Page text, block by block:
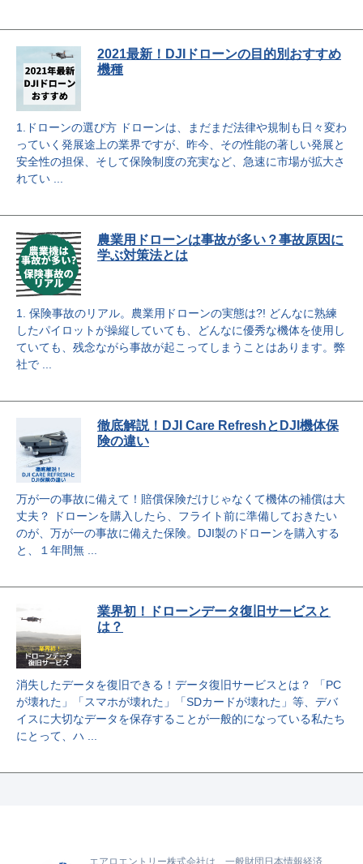
2021最新！DJIドローンの目的別おすすめ
機種
1.ドローンの選び方 ドローンは、まだまだ法律や規制も日々変わ
っていく発展途上の業界ですが、昨今、その性能の著しい発展と
安全性の担保、そして保険制度の充実など、急速に市場が拡大さ
れてい ...
農業用ドローンは事故が多い？事故原因に
学ぶ対策法とは
1. 保険事故のリアル。農業用ドローンの実態は?! どんなに熟練
したパイロットが操縦していても、どんなに優秀な機体を使用し
ていても、残念ながら事故が起こってしまうことはあります。弊
社で ...
徹底解説！DJI Care RefreshとDJI機体保
険の違い
万が一の事故に備えて！賠償保険だけじゃなくて機体の補償は大
丈夫？ ドローンを購入したら、フライト前に準備しておきたい
のが、万が一の事故に備えた保険。DJI製のドローンを購入する
と、１年間無 ...
業界初！ドローンデータ復旧サービスと
は？
消失したデータを復旧できる！データ復旧サービスとは？ 「PC
が壊れた」「スマホが壊れた」「SDカードが壊れた」等、デバ
イスに大切なデータを保存することが一般的になっている私たち
にとって、ハ ...
エアロエントリー株式会社は、一般財団日本情報経済